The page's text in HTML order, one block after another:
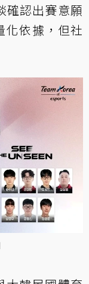
確認出賽意願
依據，但社